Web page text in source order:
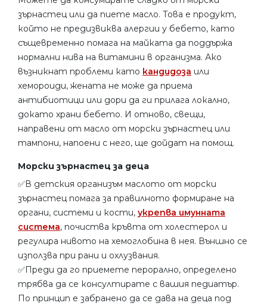
зърнастец или да пиете масло. Това е продукт,
който не предизвиква алергии у бебето, като
същевременно помага на майката да поддържа
нормални нива на витамини в организма. Ако
възникнат проблеми като кандидоза или
хемороиди, жената не може да приема
антибиотици или дори да ги прилага локално,
докато храни бебето. И отново, свещи,
направени от масло от морски зърнастец или
тампони, напоени с него, ще дойдат на помощ.
Морски зърнастец за деца
✅В детския организъм маслото от морски
зърнастец помага за правилното формиране на
органи, системи и кости, укрепва имунната
система, почиства кръвта от холестерол и
регулира нивото на хемоглобина в нея. Външно се
използва при рани и охлузвания.
✅Преди да го приемете перорално, определено
трябва да се консултирате с вашия педиатър.
По принцип е забранено да се дава на деца под